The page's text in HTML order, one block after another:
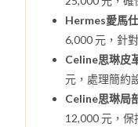
Hermes愛馬
6,000 元，針
Celine思琳皮
元，處理簡約
Celine思琳局
12,000 元，保